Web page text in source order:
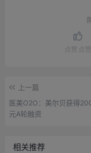
点赞 点赞
上一篇
医美O2O：美尔贝获得
元A轮融资
相关推荐